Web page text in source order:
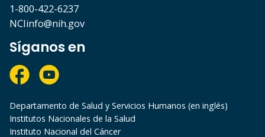
1-800-422-6237
NCIinfo@nih.gov
Síganos en
Departamento de Salud y Servicios Humanos (en inglés)
Institutos Nacionales de la Salud
Instituto Nacional del Cáncer